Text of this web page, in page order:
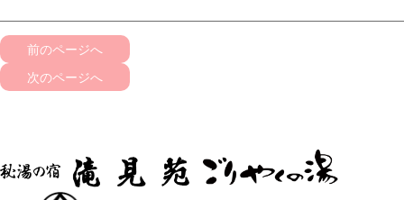
前のページへ
次のページへ